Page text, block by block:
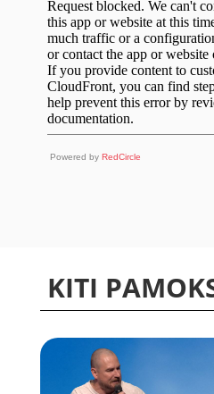
Powered by RedCircle
KITI